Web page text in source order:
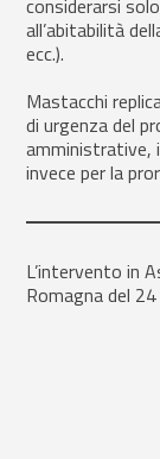
considerarsi
all’abitabilità
ecc.).
Mastacchi
di urgenza del
amministrative,
invece per la
L’intervento in
Romagna del